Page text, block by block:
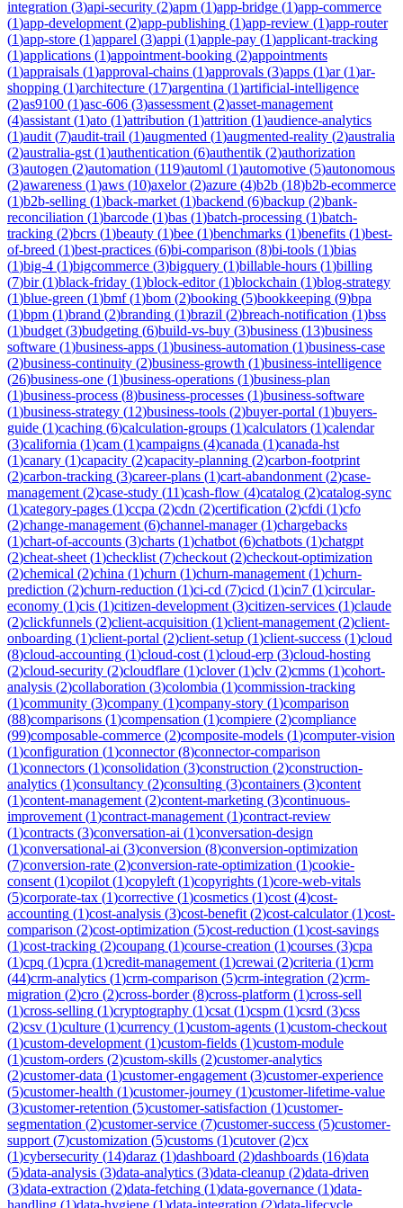
integration (3)api-security (2)apm (1)app-bridge (1)app-commerce
(1)app-development (2)app-publishing (1)app-review (1)app-router
(1)app-store (1)apparel (3)appi (1)apple-pay (1)applicant-tracking
(1)applications (1)appointment-booking (2)appointments
(1)appraisals (1)approval-chains (1)approvals (3)apps (1)ar(1)ar-
shopping (1)architecture (17)argentina (1)artificial-intelligence
(2)as9100 (1)asc-606 (3)assessment (2)asset-management
(4)assistant (1)ato (1)attribution (1)attrition (1)audience-analytics
(1)audit (7)audit-trail (1)augmented (1)augmented-reality (2)australia
(2)australia-gst (1)authentication (6)authentik (2)authorization
(3)autogen (2)automation (119)automl (1)automotive (5)autonomous
(2)awareness (1)aws (10)axelor(2)azure (4)b2b (18)b2b-ecommerce
(1)b2b-selling (1)back-market (1)backend (6)backup (2)bank-
reconciliation (1)barcode (1)bas (1)batch-processing (1)batch-
tracking (2)bcrs (1)beauty (1)bee (1)benchmarks (1)benefits (1)best-
of-breed (1)best-practices (6)bi-comparison (8)bi-tools (1)bias
(1)big-4 (1)bigcommerce (3)bigquery (1)billable-hours (1)billing
(7)bir(1)black-friday (1)block-editor(1)blockchain (1)blog-strategy
(1)blue-green (1)bmf(1)bom (2)booking (5)bookkeeping (9)bpa
(1)bpm (1)brand (2)branding (1)brazil (2)breach-notification (1)bss
(1)budget (3)budgeting (6)build-vs-buy (3)business (13)business
software (1)business-apps (1)business-automation (1)business-case
(2)business-continuity (2)business-growth (1)business-intelligence
(26)business-one (1)business-operations (1)business-plan
(1)business-process (8)business-processes (1)business-software
(1)business-strategy (12)business-tools (2)buyer-portal (1)buyers-
guide (1)caching (6)calculation-groups (1)calculators (1)calendar
(3)california (1)cam (1)campaigns (4)canada (1)canada-hst
(1)canary (1)capacity (2)capacity-planning (2)carbon-footprint
(2)carbon-tracking (3)career-plans (1)cart-abandonment (2)case-
management (2)case-study (11)cash-flow (4)catalog (2)catalog-sync
(1)category-pages (1)ccpa (2)cdn (2)certification (2)cfdi (1)cfo
(2)change-management (6)channel-manager(1)chargebacks
(1)chart-of-accounts (3)charts (1)chatbot (6)chatbots (1)chatgpt
(2)cheat-sheet (1)checklist (7)checkout (2)checkout-optimization
(2)chemical (2)china (1)churn (1)churn-management (1)churn-
prediction (2)churn-reduction (1)ci-cd (7)cicd (1)cin7 (1)circular-
economy (1)cis (1)citizen-development (3)citizen-services (1)claude
(2)clickfunnels (2)client-acquisition (1)client-management (2)client-
onboarding (1)client-portal (2)client-setup (1)client-success (1)cloud
(8)cloud-accounting (1)cloud-cost (1)cloud-erp (3)cloud-hosting
(2)cloud-security (2)cloudflare (1)clover(1)clv (2)cmms (1)cohort-
analysis (2)collaboration (3)colombia (1)commission-tracking
(1)community (3)company (1)company-story (1)comparison
(88)comparisons (1)compensation (1)compiere (2)compliance
(99)composable-commerce (2)composite-models (1)computer-vision
(1)configuration (1)connector(8)connector-comparison
(1)connectors (1)consolidation (3)construction (2)construction-
analytics (1)consultancy (2)consulting (3)containers (3)content
(1)content-management (2)content-marketing (3)continuous-
improvement (1)contract-management (1)contract-review
(1)contracts (3)conversation-ai (1)conversation-design
(1)conversational-ai (3)conversion (8)conversion-optimization
(7)conversion-rate (2)conversion-rate-optimization (1)cookie-
consent (1)copilot (1)copyleft (1)copyrights (1)core-web-vitals
(5)corporate-tax (1)corrective (1)cosmetics (1)cost (4)cost-
accounting (1)cost-analysis (3)cost-benefit (2)cost-calculator(1)cost-
comparison (2)cost-optimization (5)cost-reduction (1)cost-savings
(1)cost-tracking (2)coupang (1)course-creation (1)courses (3)cpa
(1)cpq (1)cpra (1)credit-management (1)crewai (2)criteria (1)crm
(44)crm-analytics (1)crm-comparison (5)crm-integration (2)crm-
migration (2)cro (2)cross-border(8)cross-platform (1)cross-sell
(1)cross-selling (1)cryptography (1)csat (1)cspm (1)csrd (3)css
(2)csv (1)culture (1)currency (1)custom-agents (1)custom-checkout
(1)custom-development (1)custom-fields (1)custom-module
(1)custom-orders (2)custom-skills (2)customer-analytics
(2)customer-data (1)customer-engagement (3)customer-experience
(5)customer-health (1)customer-journey (1)customer-lifetime-value
(3)customer-retention (5)customer-satisfaction (1)customer-
segmentation (2)customer-service (7)customer-success (5)customer-
support (7)customization (5)customs (1)cutover(2)cx
(1)cybersecurity (14)daraz (1)dashboard (2)dashboards (16)data
(5)data-analysis (3)data-analytics (3)data-cleanup (2)data-driven
(3)data-extraction (2)data-fetching (1)data-governance (1)data-
handling (1)data-hygiene (1)data-integration (2)data-lifecycle